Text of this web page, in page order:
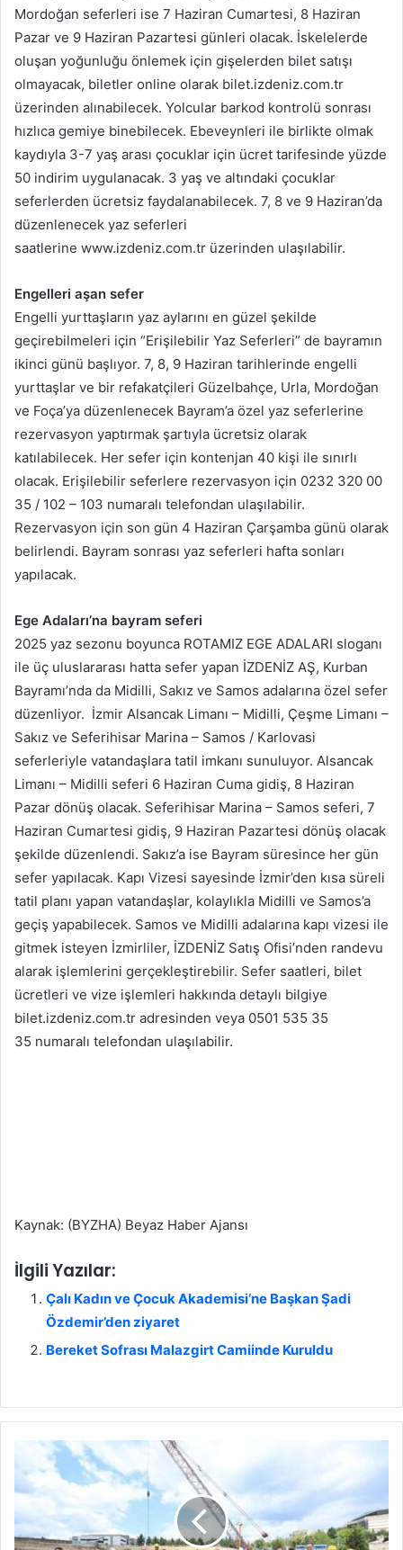
Mordoğan seferleri ise 7 Haziran Cumartesi, 8 Haziran
Pazar ve 9 Haziran Pazartesi günleri olacak. İskelelerde
oluşan yoğunluğu önlemek için gişelerden bilet satışı
olmayacak, biletler online olarak bilet.izdeniz.com.tr
üzerinden alınabilecek. Yolcular barkod kontrolü sonrası
hızlıca gemiye binebilecek. Ebeveynleri ile birlikte olmak
kaydıyla 3-7 yaş arası çocuklar için ücret tarifesinde yüzde
50 indirim uygulanacak. 3 yaş ve altındaki çocuklar
seferlerden ücretsiz faydalanabilecek. 7, 8 ve 9 Haziran’da
düzenlenecek yaz seferleri
saatlerine www.izdeniz.com.tr üzerinden ulaşılabilir.
Engelleri aşan sefer
Engelli yurttaşların yaz aylarını en güzel şekilde
geçirebilmeleri için “Erişilebilir Yaz Seferleri” de bayramın
ikinci günü başlıyor. 7, 8, 9 Haziran tarihlerinde engelli
yurttaşlar ve bir refakatçileri Güzelbahçe, Urla, Mordoğan
ve Foça’ya düzenlenecek Bayram’a özel yaz seferlerine
rezervasyon yaptırmak şartıyla ücretsiz olarak
katılabilecek. Her sefer için kontenjan 40 kişi ile sınırlı
olacak. Erişilebilir seferlere rezervasyon için 0232 320 00
35 / 102 – 103 numaralı telefondan ulaşılabilir.
Rezervasyon için son gün 4 Haziran Çarşamba günü olarak
belirlendi. Bayram sonrası yaz seferleri hafta sonları
yapılacak.
Ege Adaları’na bayram seferi
2025 yaz sezonu boyunca ROTAMIZ EGE ADALARI sloganı
ile üç uluslararası hatta sefer yapan İZDENİZ AŞ, Kurban
Bayramı’nda da Midilli, Sakız ve Samos adalarına özel sefer
düzenliyor. İzmir Alsancak Limanı – Midilli, Çeşme Limanı –
Sakız ve Seferihisar Marina – Samos / Karlovasi
seferleriyle vatandaşlara tatil imkanı sunuluyor. Alsancak
Limanı – Midilli seferi 6 Haziran Cuma gidiş, 8 Haziran
Pazar dönüş olacak. Seferihisar Marina – Samos seferi, 7
Haziran Cumartesi gidiş, 9 Haziran Pazartesi dönüş olacak
şekilde düzenlendi. Sakız’a ise Bayram süresince her gün
sefer yapılacak. Kapı Vizesi sayesinde İzmir’den kısa süreli
tatil planı yapan vatandaşlar, kolaylıkla Midilli ve Samos’a
geçiş yapabilecek. Samos ve Midilli adalarına kapı vizesi ile
gitmek isteyen İzmirliler, İZDENİZ Satış Ofisi’nden randevu
alarak işlemlerini gerçekleştirebilir. Sefer saatleri, bilet
ücretleri ve vize işlemleri hakkında detaylı bilgiye
bilet.izdeniz.com.tr adresinden veya 0501 535 35
35 numaralı telefondan ulaşılabilir.
Kaynak: (BYZHA) Beyaz Haber Ajansı
İlgili Yazılar:
Çalı Kadın ve Çocuk Akademisi’ne Başkan Şadi
Özdemir’den ziyaret
Bereket Sofrası Malazgirt Camiinde Kuruldu
y
k
a